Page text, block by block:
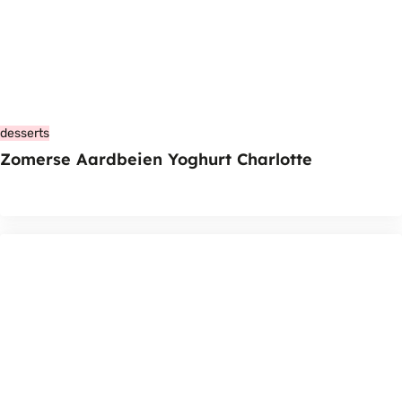
desserts
Zomerse Aardbeien Yoghurt Charlotte